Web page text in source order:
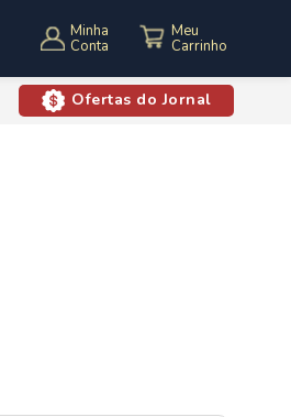
Minha
Conta
Ofertas do Jornal